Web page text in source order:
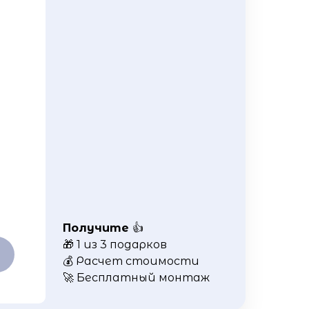
Получите 👍
🎁 1 из 3 подарков
💰 Расчет стоимости
🚀 Бесплатный монтаж